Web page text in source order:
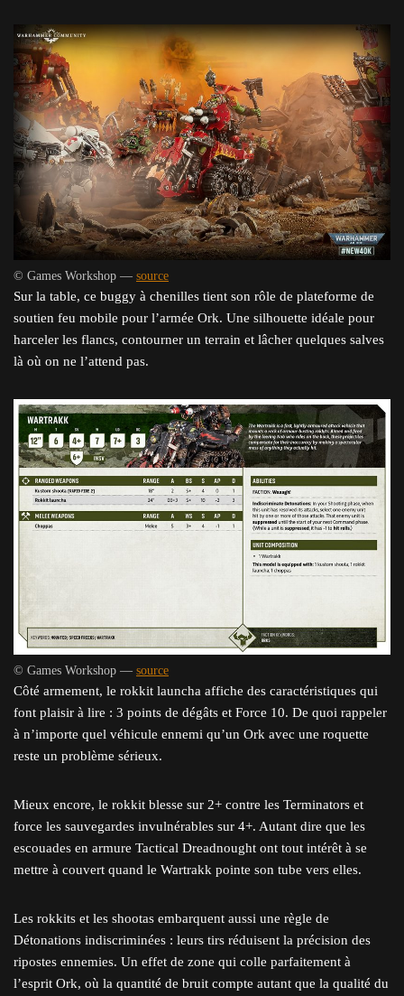
© Games Workshop — source
Sur la table, ce buggy à chenilles tient son rôle de plateforme de
soutien feu mobile pour l’armée Ork. Une silhouette idéale pour
harceler les flancs, contourner un terrain et lâcher quelques salves
là où on ne l’attend pas.
© Games Workshop — source
Côté armement, le rokkit launcha affiche des caractéristiques qui
font plaisir à lire : 3 points de dégâts et Force 10. De quoi rappeler
à n’importe quel véhicule ennemi qu’un Ork avec une roquette
reste un problème sérieux.
Mieux encore, le rokkit blesse sur 2+ contre les Terminators et
force les sauvegardes invulnérables sur 4+. Autant dire que les
escouades en armure Tactical Dreadnought ont tout intérêt à se
mettre à couvert quand le Wartrakk pointe son tube vers elles.
Les rokkits et les shootas embarquent aussi une règle de
Détonations indiscriminées : leurs tirs réduisent la précision des
ripostes ennemies. Un effet de zone qui colle parfaitement à
l’esprit Ork, où la quantité de bruit compte autant que la qualité du